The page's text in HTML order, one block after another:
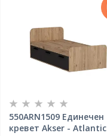
550ARN1509 Единечен
кревет Akser - Atlantic